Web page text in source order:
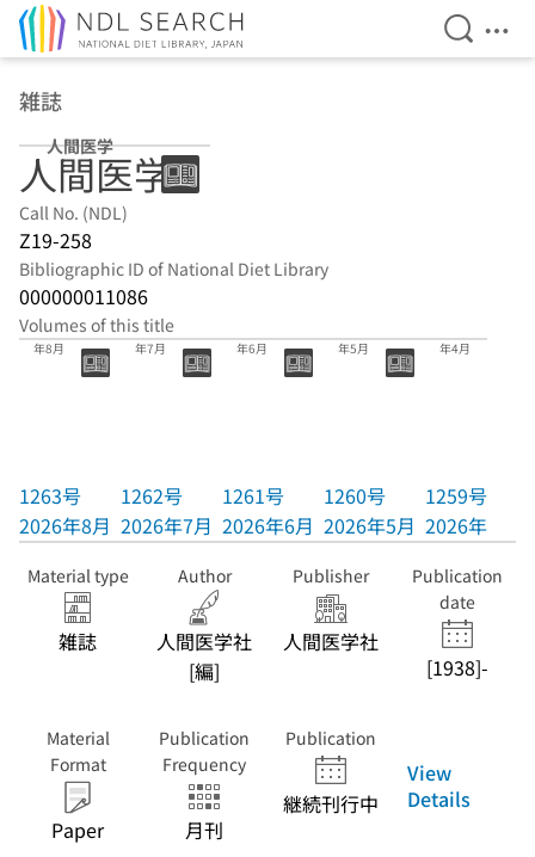
Open
雑誌
人間医学
人間医学
Call No. (NDL)
Z19-258
Bibliographic ID of National Diet Library
000000011086
Volumes of this title
1263号 2026
年8月
1263号
2026年8月
1262号 2026
年7月
1262号
2026年7月
年6月
1261号
2026年6月
年5月
1260号
2026年5月
年4月
1259号
2026年4月
Material type
雑誌
Author
人間医学社
[編]
Publisher
人間医学社
Publication
date
[1938]-
Material
Format
Paper
Publication
Frequency
月刊
Publication
継続刊行中
View
Details